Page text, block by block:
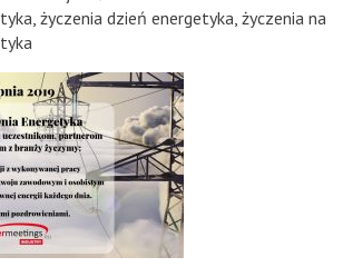
życzenia dzień energetyka życzenia na